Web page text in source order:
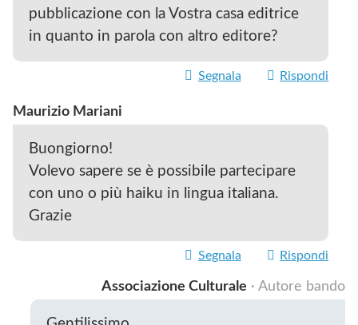
pubblicazione con la Vostra casa editrice
in quanto in parola con altro editore?
Segnala Rispondi
Maurizio Mariani
Buongiorno!
Volevo sapere se è possibile partecipare
con uno o più haiku in lingua italiana.
Grazie
Segnala Rispondi
Associazione Culturale · Autore bando